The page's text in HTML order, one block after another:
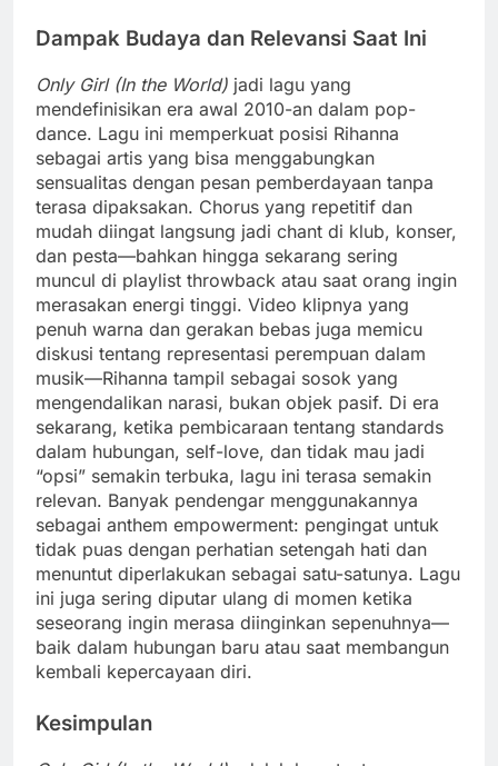
Dampak Budaya dan Relevansi Saat Ini
Only Girl (In the World) jadi lagu yang
mendefinisikan era awal 2010-an dalam pop-
dance. Lagu ini memperkuat posisi Rihanna
sebagai artis yang bisa menggabungkan
sensualitas dengan pesan pemberdayaan tanpa
terasa dipaksakan. Chorus yang repetitif dan
mudah diingat langsung jadi chant di klub, konser,
dan pesta—bahkan hingga sekarang sering
muncul di playlist throwback atau saat orang ingin
merasakan energi tinggi. Video klipnya yang
penuh warna dan gerakan bebas juga memicu
diskusi tentang representasi perempuan dalam
musik—Rihanna tampil sebagai sosok yang
mengendalikan narasi, bukan objek pasif. Di era
sekarang, ketika pembicaraan tentang standards
dalam hubungan, self-love, dan tidak mau jadi
“opsi” semakin terbuka, lagu ini terasa semakin
relevan. Banyak pendengar menggunakannya
sebagai anthem empowerment: pengingat untuk
tidak puas dengan perhatian setengah hati dan
menuntut diperlakukan sebagai satu-satunya. Lagu
ini juga sering diputar ulang di momen ketika
seseorang ingin merasa diinginkan sepenuhnya—
baik dalam hubungan baru atau saat membangun
kembali kepercayaan diri.
Kesimpulan